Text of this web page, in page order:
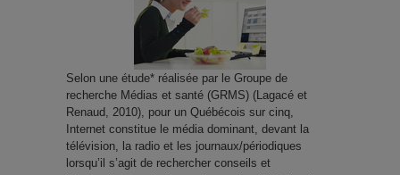
Selon une étude* réalisée par le Groupe de
recherche Médias et santé (GRMS) (Lagacé et
Renaud, 2010), pour un Québécois sur cinq,
Internet constitue le média dominant, devant la
télévision, la radio et les journaux/périodiques
lorsqu’il s’agit de rechercher conseils et